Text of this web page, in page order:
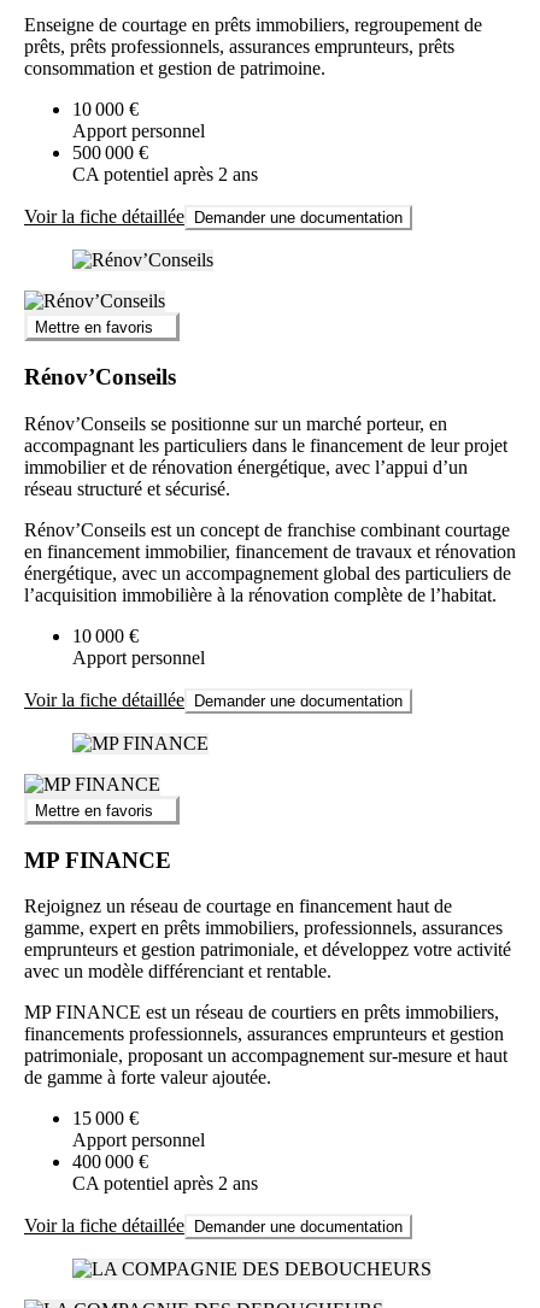
Enseigne de courtage en prêts immobiliers, regroupement de
prêts, prêts professionnels, assurances emprunteurs, prêts
consommation et gestion de patrimoine.
10 000 €
Apport personnel
500 000 €
CA potentiel après 2 ans
Voir la fiche détaillée Demander une documentation
Mettre en favoris
Rénov’Conseils
Rénov’Conseils se positionne sur un marché porteur, en
accompagnant les particuliers dans le financement de leur projet
immobilier et de rénovation énergétique, avec l’appui d’un
réseau structuré et sécurisé.
Rénov’Conseils est un concept de franchise combinant courtage
en financement immobilier, financement de travaux et rénovation
énergétique, avec un accompagnement global des particuliers de
l’acquisition immobilière à la rénovation complète de l’habitat.
10 000 €
Apport personnel
Voir la fiche détaillée Demander une documentation
Mettre en favoris
MP FINANCE
Rejoignez un réseau de courtage en financement haut de
gamme, expert en prêts immobiliers, professionnels, assurances
emprunteurs et gestion patrimoniale, et développez votre activité
avec un modèle différenciant et rentable.
MP FINANCE est un réseau de courtiers en prêts immobiliers,
financements professionnels, assurances emprunteurs et gestion
patrimoniale, proposant un accompagnement sur-mesure et haut
de gamme à forte valeur ajoutée.
15 000 €
Apport personnel
400 000 €
CA potentiel après 2 ans
Voir la fiche détaillée Demander une documentation